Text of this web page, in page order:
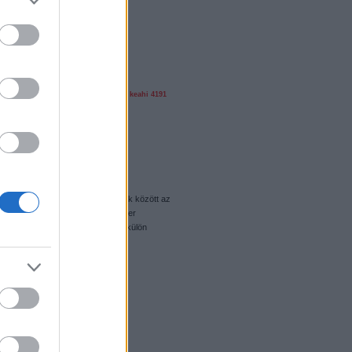
olvasó játszik keahi 4191
az éppen kapható legó készletek között az
által értékelt Propeller Power
doboz. Jövő héten külön